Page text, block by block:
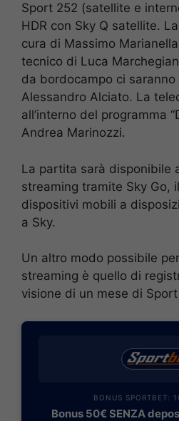
Sport 252 (satellite e
HDR con Sky Q satellite.
cura di Massimo
tecnico di Luca
da bordocampo ci
Alessandro Alciato. La
all’interno del programma
Andrea Marinozzi.
La partita sarà disponibile
streaming tramite Sky Go,
dispositivi mobili a
a Sky.
Un altro modo possibile
streaming è quello di
visione di un mese di
BONUS SPORTBET:
Bonus 50€ SENZA